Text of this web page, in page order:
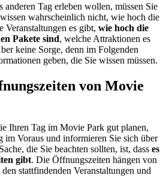
anderen Tag erleben wollen, müssen Sie
wahrscheinlich nicht, wie hoch die
Veranstaltungen es gibt, wie hoch die
Pakete sind, welche Attraktionen es
keine Sorge, denn im Folgenden
geben, die Sie wissen müssen.
von Movie
Ihren Tag im Movie Park gut planen,
im Voraus und informieren Sie sich über
die Sie beachten sollten, ist, dass es
gibt. Die Öffnungszeiten hängen von
stattfindenden Veranstaltungen und